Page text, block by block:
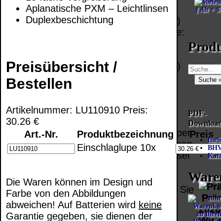
Aplanatische PXM – Leichtlinsen
Duplexbeschichtung
Preisübersicht /
Bestellen
Artikelnummer: LU110910 Preis:
30.26 €
Art.-Nr.
Produktbezeichnung
Preis
Einschlaglupe 10x
Die Waren können im Design und
Farbe von den Abbildungen
abweichen! Auf Batterien wird keine
Garantie gegeben, sie dienen der
Deutschland
PayPal: 6.95 €
20.00 €
EU (inkl.
Schweiz)
€
Der Versand erfolgt
als versichertes
Paket.
vom Büro oder
von
Ausstellungen:
0.00 €
EU (inkl.
Schweiz)
Vorkasse:
Schweiz)
Bei dieser
erhalten Sie per
Email z.B. einen
Lizenzschlüssel
Rechnung /
Lieferschein. Sie
erhalten also
keinen
2026
[ Alt +
PDF-
zu